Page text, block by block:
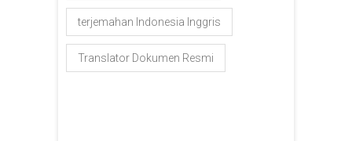
terjemahan Indonesia Inggris
Translator Dokumen Resmi